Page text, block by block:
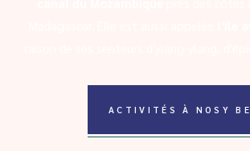
ACTIVITÉS À NOSY BE